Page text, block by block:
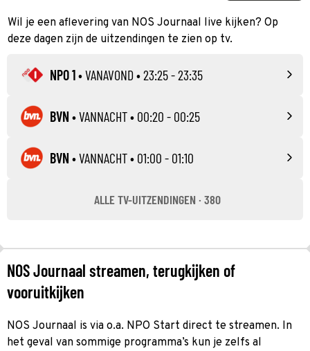
Wil je een aflevering van NOS Journaal live kijken? Op
deze dagen zijn de uitzendingen te zien op tv.
NPO 1•VANAVOND • 23:25 - 23:35
BVN •VANNACHT• 00:20 - 00:25
BVN •VANNACHT• 01:00 - 01:10
ALLE TV-UITZENDINGEN · 380
NOS Journaal streamen, terugkijken of
vooruitkijken
NOS Journaal is via o.a. NPO Start direct te streamen. In
het geval van sommige programma’s kun je zelfs al